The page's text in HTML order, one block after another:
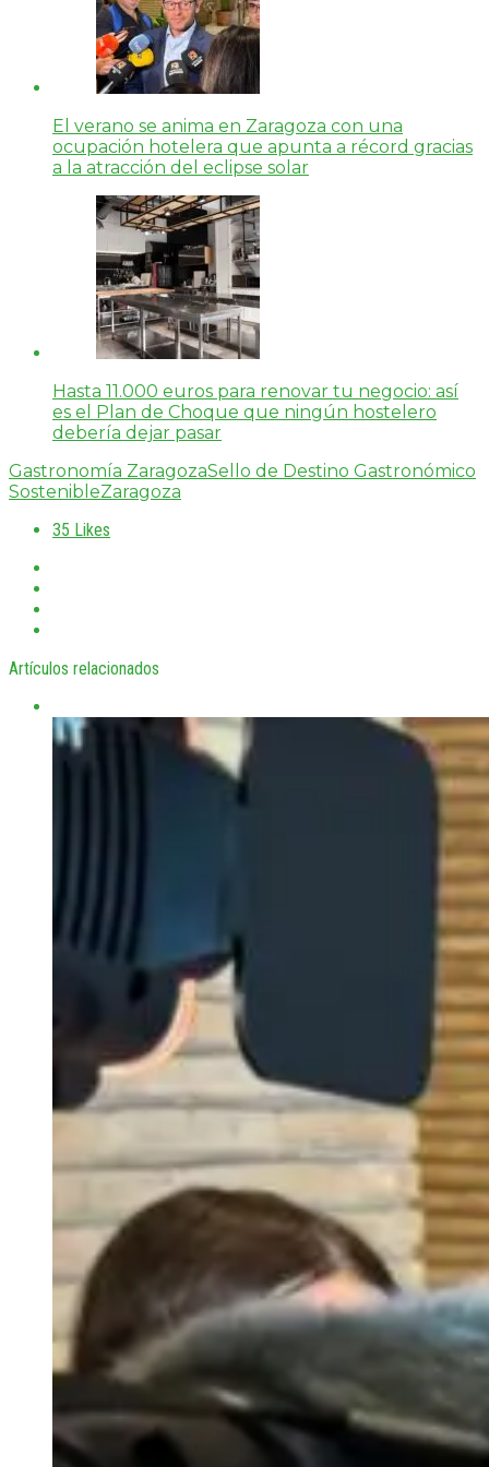
El verano se anima en Zaragoza con una
ocupación hotelera que apunta a récord gracias
a la atracción del eclipse solar
Hasta 11.000 euros para renovar tu negocio: así
es el Plan de Choque que ningún hostelero
debería dejar pasar
Gastronomía ZaragozaSello de Destino Gastronómico
SostenibleZaragoza
35 Likes
Artículos relacionados